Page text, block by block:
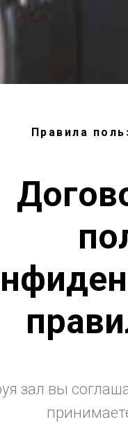
Правила
зал вы